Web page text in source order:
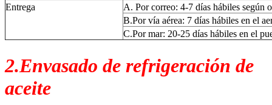
Entrega
A. Por correo: 4-7 días hábiles según
B.Por vía aérea: 7 días hábiles en el
C.Por mar: 20-25 días hábiles en el
2.Envasado de refrigeración de
aceite